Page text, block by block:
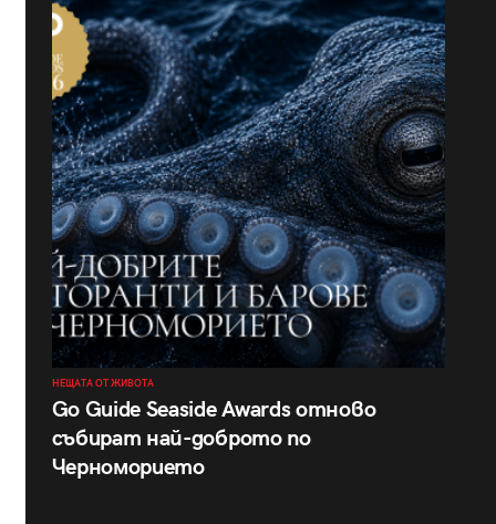
НЕЩАТА ОТ ЖИВОТА
Go Guide Seaside Awards отново
събират най-доброто по
Черноморието